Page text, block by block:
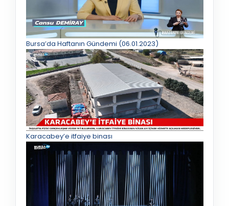
Bursa’da Haftanın Gündemi (06.01.2023)
Karacabey’e itfaiye binası